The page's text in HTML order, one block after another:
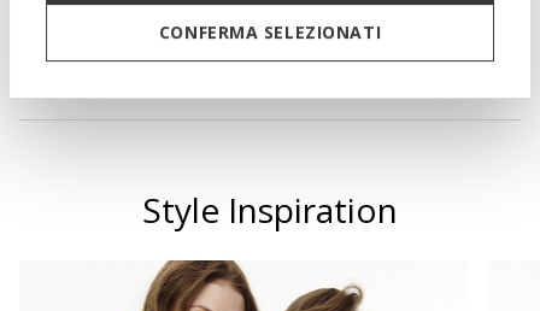
CONFERMA SELEZIONATI
Style Inspiration